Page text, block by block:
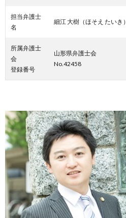
担当弁護士
名
細江 大樹（ほそえ たいき）
所属弁護士
会
登録番号
山形県弁護士会
No.42458